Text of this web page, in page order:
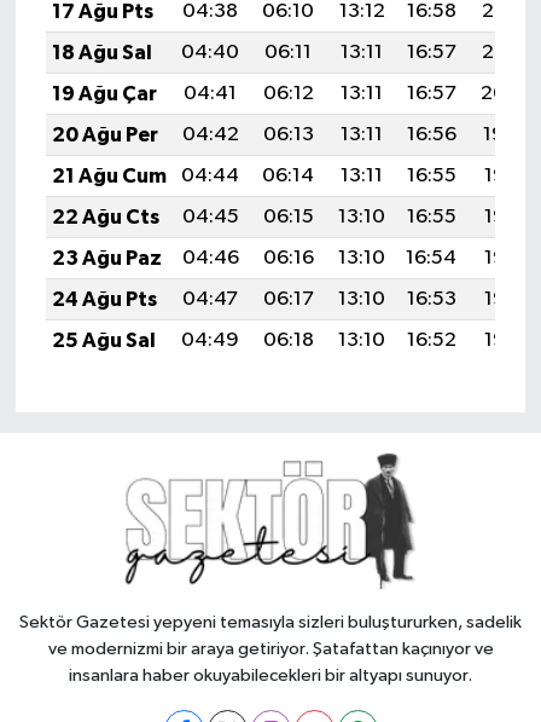
17 Ağu Pts
04:38 06:10 13:12 16:58
20:03
18 Ağu Sal
04:40 06:11 13:11 16:57
20:02
19 Ağu Çar
04:41 06:12 13:11 16:57
20:00
20 Ağu Per
04:42 06:13 13:11 16:56
19:59
21 Ağu Cum
04:44 06:14 13:11 16:55
19:57
22 Ağu Cts
04:45 06:15 13:10 16:55
19:56
23 Ağu Paz
04:46 06:16 13:10 16:54
19:55
24 Ağu Pts
04:47 06:17 13:10 16:53
19:53
25 Ağu Sal
04:49 06:18 13:10 16:52 19:52
Sektör Gazetesi yepyeni temasıyla sizleri buluştururken, sadelik
ve modernizmi bir araya getiriyor. Şatafattan kaçınıyor ve
insanlara haber okuyabilecekleri bir altyapı sunuyor.